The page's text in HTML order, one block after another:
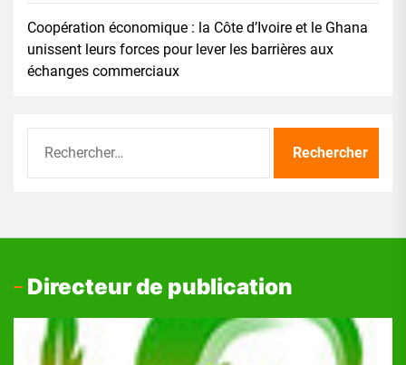
Coopération économique : la Côte d’Ivoire et le Ghana
unissent leurs forces pour lever les barrières aux
échanges commerciaux
Directeur de publication